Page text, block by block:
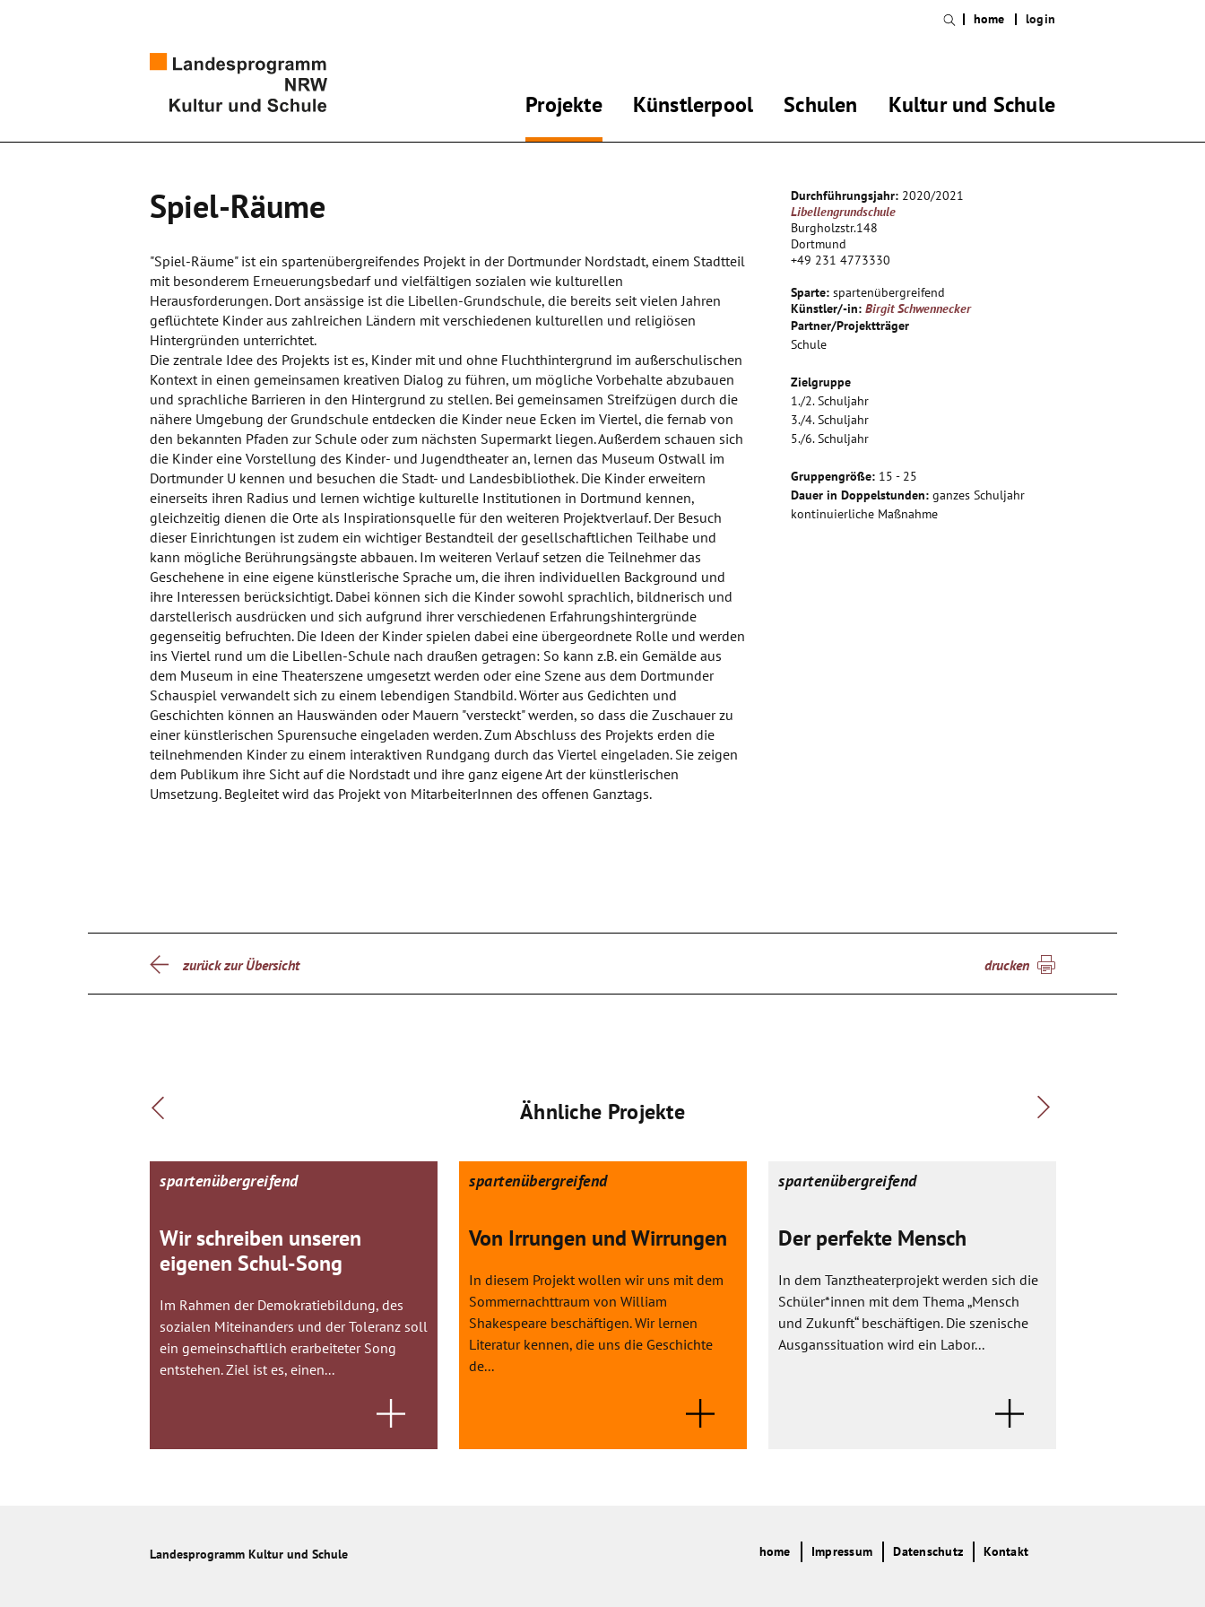
Projekte Künstlerpool Schulen Kultur und Schule
home login
Spiel-Räume
"Spiel-Räume" ist ein spartenübergreifendes Projekt in der Dortmunder Nordstadt, einem Stadtteil
mit besonderem Erneuerungsbedarf und vielfältigen sozialen wie kulturellen
Herausforderungen. Dort ansässige ist die Libellen-Grundschule, die bereits seit vielen Jahren
geflüchtete Kinder aus zahlreichen Ländern mit verschiedenen kulturellen und religiösen
Hintergründen unterrichtet.
Die zentrale Idee des Projekts ist es, Kinder mit und ohne Fluchthintergrund im außerschulischen
Kontext in einen gemeinsamen kreativen Dialog zu führen, um mögliche Vorbehalte abzubauen
und sprachliche Barrieren in den Hintergrund zu stellen. Bei gemeinsamen Streifzügen durch die
nähere Umgebung der Grundschule entdecken die Kinder neue Ecken im Viertel, die fernab von
den bekannten Pfaden zur Schule oder zum nächsten Supermarkt liegen. Außerdem schauen sich
die Kinder eine Vorstellung des Kinder- und Jugendtheater an, lernen das Museum Ostwall im
Dortmunder U kennen und besuchen die Stadt- und Landesbibliothek. Die Kinder erweitern
einerseits ihren Radius und lernen wichtige kulturelle Institutionen in Dortmund kennen,
gleichzeitig dienen die Orte als Inspirationsquelle für den weiteren Projektverlauf. Der Besuch
dieser Einrichtungen ist zudem ein wichtiger Bestandteil der gesellschaftlichen Teilhabe und
kann mögliche Berührungsängste abbauen. Im weiteren Verlauf setzen die Teilnehmer das
Geschehene in eine eigene künstlerische Sprache um, die ihren individuellen Background und
ihre Interessen berücksichtigt. Dabei können sich die Kinder sowohl sprachlich, bildnerisch und
darstellerisch ausdrücken und sich aufgrund ihrer verschiedenen Erfahrungshintergründe
gegenseitig befruchten. Die Ideen der Kinder spielen dabei eine übergeordnete Rolle und werden
ins Viertel rund um die Libellen-Schule nach draußen getragen: So kann z.B. ein Gemälde aus
dem Museum in eine Theaterszene umgesetzt werden oder eine Szene aus dem Dortmunder
Schauspiel verwandelt sich zu einem lebendigen Standbild. Wörter aus Gedichten und
Geschichten können an Hauswänden oder Mauern "versteckt" werden, so dass die Zuschauer zu
einer künstlerischen Spurensuche eingeladen werden. Zum Abschluss des Projekts erden die
teilnehmenden Kinder zu einem interaktiven Rundgang durch das Viertel eingeladen. Sie zeigen
dem Publikum ihre Sicht auf die Nordstadt und ihre ganz eigene Art der künstlerischen
Umsetzung. Begleitet wird das Projekt von MitarbeiterInnen des offenen Ganztags.
Durchführungsjahr: 2020/2021
Libellengrundschule
Burgholzstr.148
Dortmund
+49 231 4773330
Sparte: spartenübergreifend
Künstler/-in: Birgit Schwennecker
Partner/Projektträger
Schule
Zielgruppe
1./2. Schuljahr
3./4. Schuljahr
5./6. Schuljahr
Gruppengröße: 15 - 25
Dauer in Doppelstunden: ganzes Schuljahr
kontinuierliche Maßnahme
zurück zur Übersicht drucken
Ähnliche Projekte
spartenübergreifend
Wir schreiben unseren
eigenen Schul-Song
Im Rahmen der Demokratiebildung, des
sozialen Miteinanders und der Toleranz soll
ein gemeinschaftlich erarbeiteter Song
entstehen. Ziel ist es, einen...
spartenübergreifend
Von Irrungen und Wirrungen
In diesem Projekt wollen wir uns mit dem
Sommernachttraum von William
Shakespeare beschäftigen. Wir lernen
Literatur kennen, die uns die Geschichte
de...
spartenübergreifend
Der perfekte Mensch
In dem Tanztheaterprojekt werden sich die
Schüler*innen mit dem Thema „Mensch
und Zukunft“ beschäftigen. Die szenische
Ausganssituation wird ein Labor...
Landesprogramm Kultur und Schule home Impressum Datenschutz Kontakt